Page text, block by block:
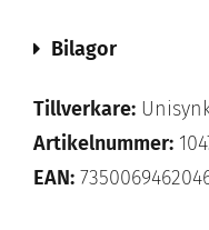
Bilagor
Tillverkare:
Artikelnummer:
EAN: